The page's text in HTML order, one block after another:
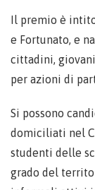
Il premio è
e Fortunato, e
cittadini,
per azioni di
Si possono
domiciliati nel
studenti delle
grado del